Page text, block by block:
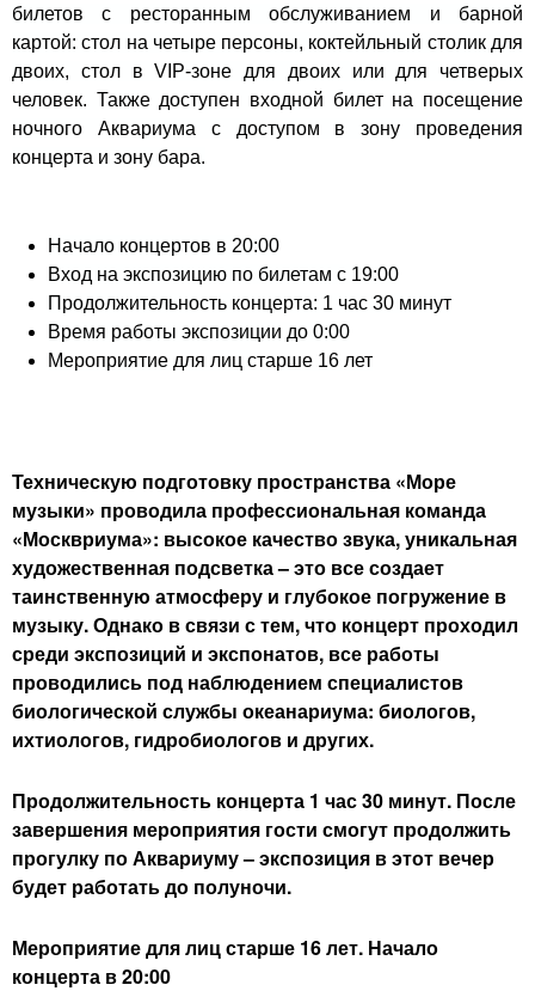
билетов с ресторанным обслуживанием и барной
картой: стол на четыре персоны, коктейльный столик для
двоих, стол в VIP-зоне для двоих или для четверых
человек. Также доступен входной билет на посещение
ночного Аквариума с доступом в зону проведения
концерта и зону бара.
Начало концертов в 20:00
Вход на экспозицию по билетам с 19:00
Продолжительность концерта: 1 час 30 минут
Время работы экспозиции до 0:00
Мероприятие для лиц старше 16 лет
Техническую подготовку пространства «Море
музыки» проводила профессиональная команда
«Москвриума»: высокое качество звука, уникальная
художественная подсветка – это все создает
таинственную атмосферу и глубокое погружение в
музыку. Однако в связи с тем, что концерт проходил
среди экспозиций и экспонатов, все работы
проводились под наблюдением специалистов
биологической службы океанариума: биологов,
ихтиологов, гидробиологов и других.
Продолжительность концерта 1 час 30 минут. После
завершения мероприятия гости смогут продолжить
прогулку по Аквариуму – экспозиция в этот вечер
будет работать до полуночи.
Мероприятие для лиц старше 16 лет. Начало
концерта в 20:00